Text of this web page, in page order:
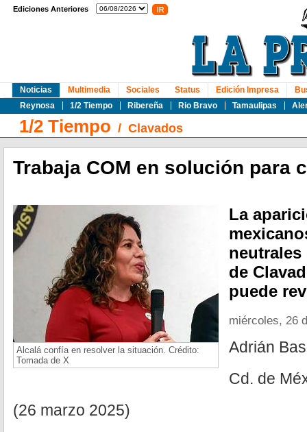
Ediciones Anteriores
Noticias
Reynosa
1/2 Tiempo Ribereña Rio Bravo Tamaulipas
Multimedia Sociales Status Edición Impresa
1/2 Tiempo / Clavados
Trabaja COM en solución para
Alcalá confía en resolver la situación. Crédito:
Tomada de X
La
neutrales
de
puede
miércoles, 26
Adrián
Cd. de
(26 marzo 2025)